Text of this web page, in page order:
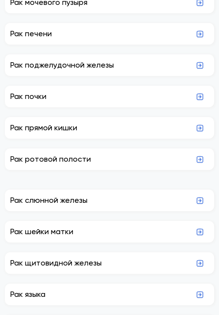
Рак мочевого пузыря
Рак печени
Рак поджелудочной железы
Рак почки
Рак прямой кишки
Рак ротовой полости
Рак слюнной железы
Рак шейки матки
Рак щитовидной железы
Рак языка